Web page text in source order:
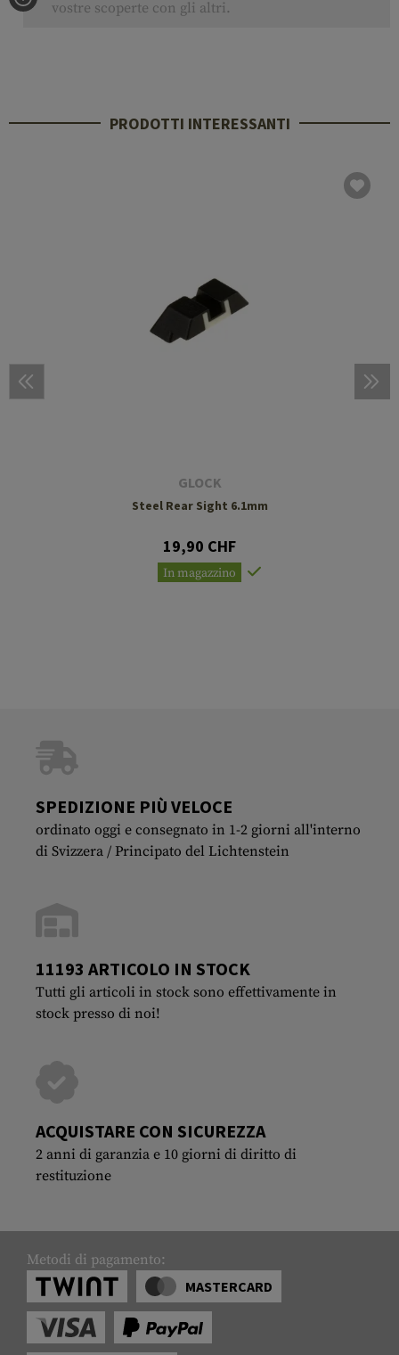
vostre scoperte con gli altri.
PRODOTTI INTERESSANTI
GLOCK
Steel Rear Sight 6.1mm
19,90 CHF
In magazzino
SPEDIZIONE PIÙ VELOCE
ordinato oggi e consegnato in 1-2 giorni all'interno
di Svizzera / Principato del Lichtenstein
11193 ARTICOLO IN STOCK
Tutti gli articoli in stock sono effettivamente in
stock presso di noi!
ACQUISTARE CON SICUREZZA
2 anni di garanzia e 10 giorni di diritto di
restituzione
Metodi di pagamento:
MASTERCARD